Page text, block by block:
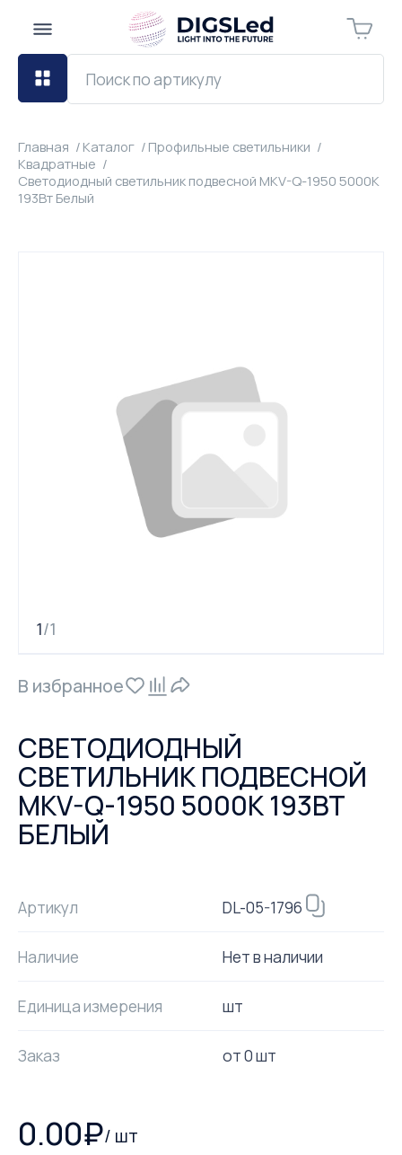
Главная Каталог
Профильные светильники
Квадратные
Светодиодный светильник подвесной MKV-Q-1950 5000К
193Вт Белый
1/1
В избранное
СВЕТОДИОДНЫЙ
СВЕТИЛЬНИК ПОДВЕСНОЙ
MKV-Q-1950 5000К 193ВТ
БЕЛЫЙ
Артикул DL-05-1796
Наличие Нет в наличии
Единица измерения шт
Заказ от0шт
0.00₽/ шт